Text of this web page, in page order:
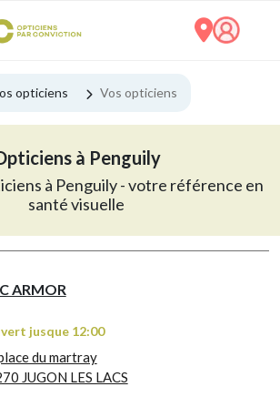
opticiens Vos opticiens
à Penguily
à Penguily - votre référence en
santé visuelle
ARMOR
jusque 12:00
du martray
JUGON LES LACS